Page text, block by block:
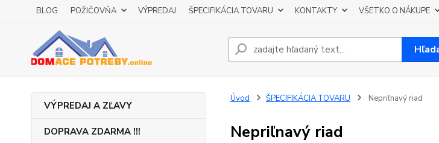
BLOG POŽIČOVŇA VÝPREDAJ ŠPECIFIKÁCIA TOVARU KONTAKTY VŠETKO O NÁKUPE
VÝPREDAJ A ZĽAVY
DOPRAVA ZDARMA !!!
Úvod ŠPECIFIKÁCIA TOVARU Nepriľnavý riad
Nepriľnavý riad